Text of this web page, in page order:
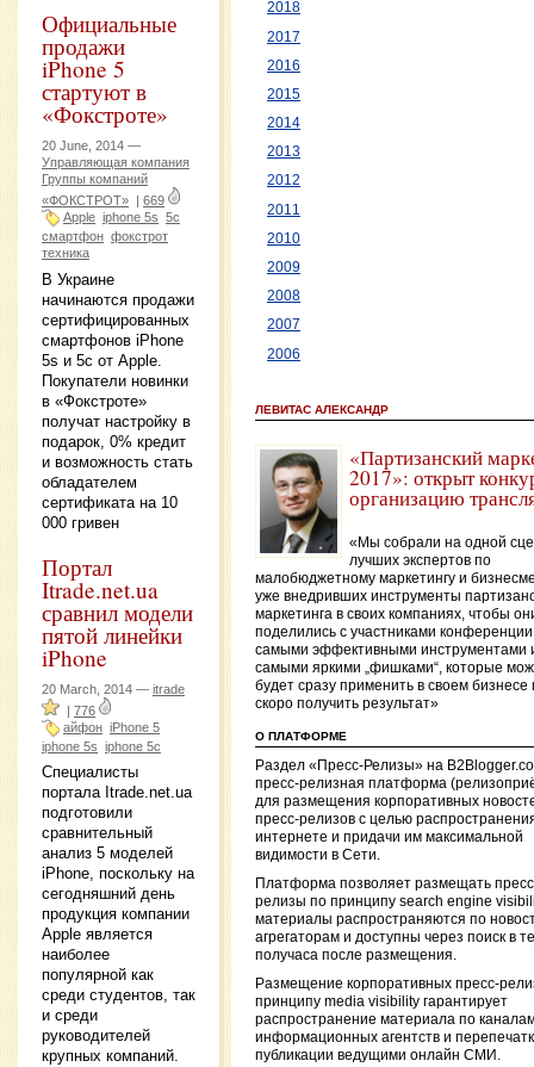
Официальные
продажи
iPhone 5
стартуют в
«Фокстроте»
20 June, 2014 —
Управляющая компания
Группы компаний
«ФОКСТРОТ»
669
Apple iphone 5s 5c
смартфон фокстрот
техника
В Украине
начинаются продажи
сертифицированных
смартфонов iPhone
5s и 5c от Apple.
Покупатели новинки
в «Фокстроте»
получат настройку в
подарок, 0% кредит
и возможность стать
обладателем
сертификата на 10
000 гривен
Портал
Itrade.net.ua
сравнил модели
пятой линейки
iPhone
20 March, 2014 — itrade
| 776
айфон iPhone 5
iphone 5s iphone 5c
Специалисты
портала Itrade.net.ua
подготовили
сравнительный
анализ 5 моделей
iPhone, поскольку на
сегодняшний день
продукция компании
Apple является
наиболее
популярной как
среди студентов, так
и среди
руководителей
крупных компаний.
2018
2017
2016
2015
2014
2013
2012
2011
2010
2009
2008
2007
2006
ЛЕВИТАС АЛЕКСАНДР
«Партизанский
2017»: открыт
организацию
«Мы собрали на одной
лучших экспертов по
малобюджетному маркетингу и
уже внедривших инструменты
маркетинга в своих компаниях, чтобы
поделились с участниками конференции
самыми эффективными инструментами
самыми яркими „фишками“, которые
будет сразу применить в своем бизнесе
скоро получить результат»
О ПЛАТФОРМЕ
Раздел «Пресс-Релизы» на
пресс-релизная платформа
для размещения корпоративных
пресс-релизов с целью
интернете и придачи им максимальной
видимости в Сети.
Платформа позволяет размещать
релизы по принципу search engine
материалы распространяются по
агрегаторам и доступны через поиск в
получаса после размещения.
Размещение корпоративных пресс-
принципу media visibility гарантирует
распространение материала по
информационных агентств и
публикации ведущими онлайн СМИ.